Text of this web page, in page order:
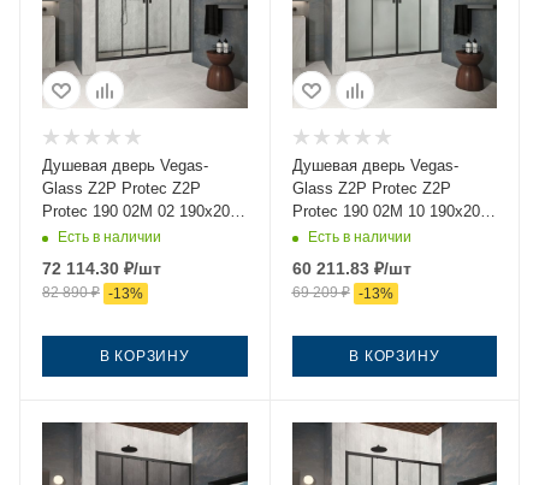
Душевая дверь Vegas-
Glass Z2P Protec Z2P
Protec 190 02М 02 190х200
стекло рифленое профиль
Есть в наличии
72 114.30 ₽/шт
82 890₽ -13%
В КОРЗИНУ
Душевая дверь Vegas-
Glass Z2P Protec Z2P
Protec 190 02М 10 190х200
стекло матовое профиль
Есть в наличии
60 211.83₽/шт
69 209₽ -13%
В КОРЗИНУ